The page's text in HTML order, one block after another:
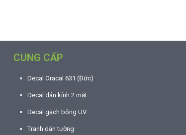
CUNG CẤP
Decal Oracal 631 (Đức)
Decal dán kính 2 mặt
Decal gạch bông UV
Tranh dán tường